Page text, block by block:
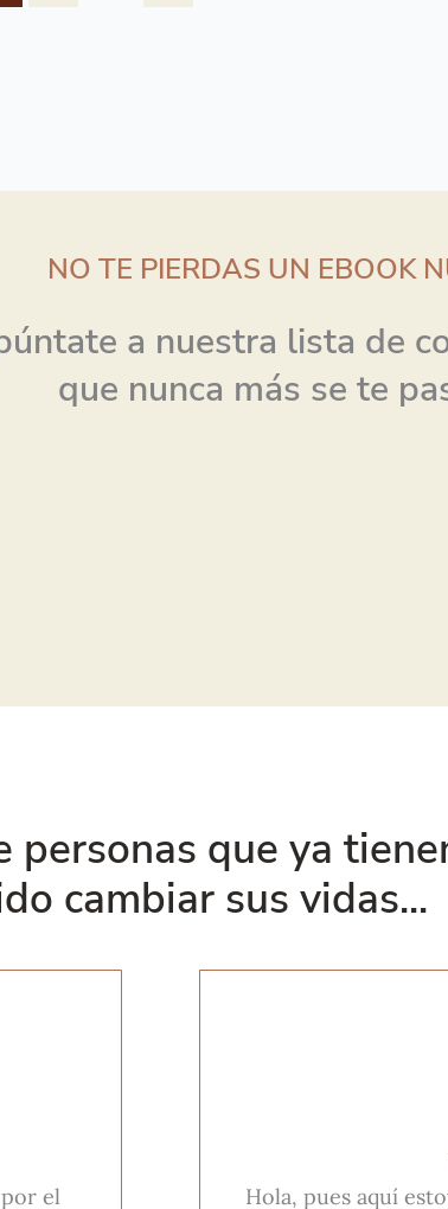
NO TE PIERDAS UN EBOOK
a nuestra lista de
que nunca más se te
que ya
cambiar sus vidas...
el
Hola, pues aquí